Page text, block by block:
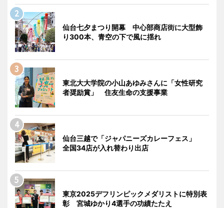
仙台七夕まつり開幕 中心部商店街に大型飾
り300本、青空の下で風に揺れ
東北大大学院の小山あゆみさんに「女性研究
者奨励賞」 住友生命の支援事業
仙台三越で「ジャパニーズカレーフェス」
全国34店が入れ替わり出店
東京2025デフリンピックメダリストに特別表
彰 宮城ゆかり4選手の功績たたえ